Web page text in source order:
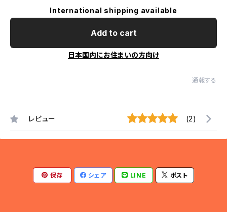
International shipping available
Add to cart
日本国内にお住まいの方向け
通報する
レビュー (2)
保存 シェア LINE ポスト